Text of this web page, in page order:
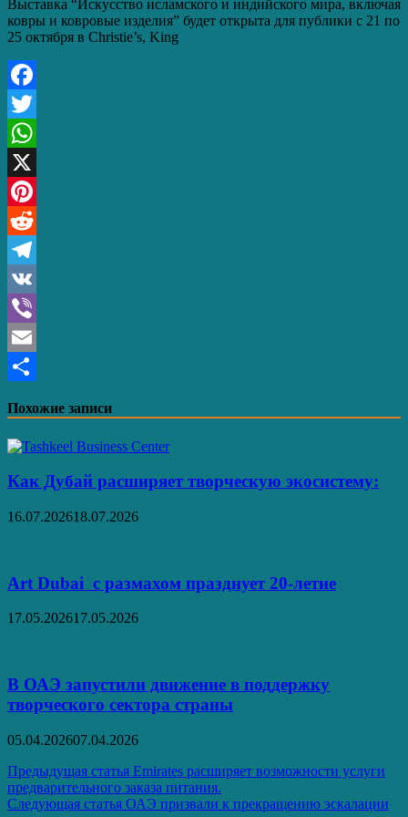
Выставка “Искусство исламского и индийского мира, включая
ковры и ковровые изделия” будет открыта для публики с 21 по
25 октября в Christie’s, King
Facebook
Twitter
WhatsApp
X
Pinterest
Reddit
Telegram
VK
Viber
Email
Похожие записи
Как Дубай расширяет творческую экосистему:
16.07.202618.07.2026
Art Dubai с размахом празднует 20-летие
17.05.202617.05.2026
В ОАЭ запустили движение в поддержку
творческого сектора страны
05.04.202607.04.2026
Навигация
по
Предыдущая статья Emirates расширяет возможности услуги
предварительного заказа питания.
Следующая статья ОАЭ призвали к прекращению эскалации